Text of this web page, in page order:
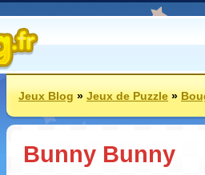
Jeux Blog»Jeux de Puzzle»
Bunny Bunny